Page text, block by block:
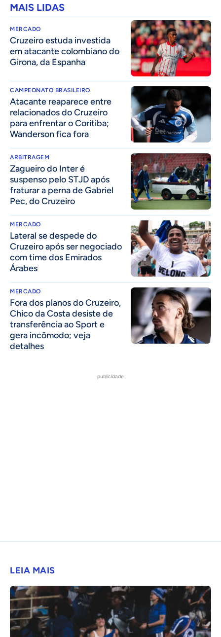
MAIS LIDAS
MERCADO
Cruzeiro estuda investida
em atacante colombiano do
Girona, da Espanha
CAMPEONATO BRASILEIRO
Atacante reaparece entre
relacionados do Cruzeiro
para enfrentar o Coritiba;
Wanderson fica fora
ARBITRAGEM
Zagueiro do Inter é
suspenso pelo STJD após
fraturar a perna de Gabriel
Pec, do Cruzeiro
MERCADO
Lateral se despede do
Cruzeiro após ser negociado
com time dos Emirados
Árabes
MERCADO
Fora dos planos do Cruzeiro,
Chico da Costa desiste de
transferência ao Sport e
gera incômodo; veja
detalhes
publicidade
LEIA MAIS